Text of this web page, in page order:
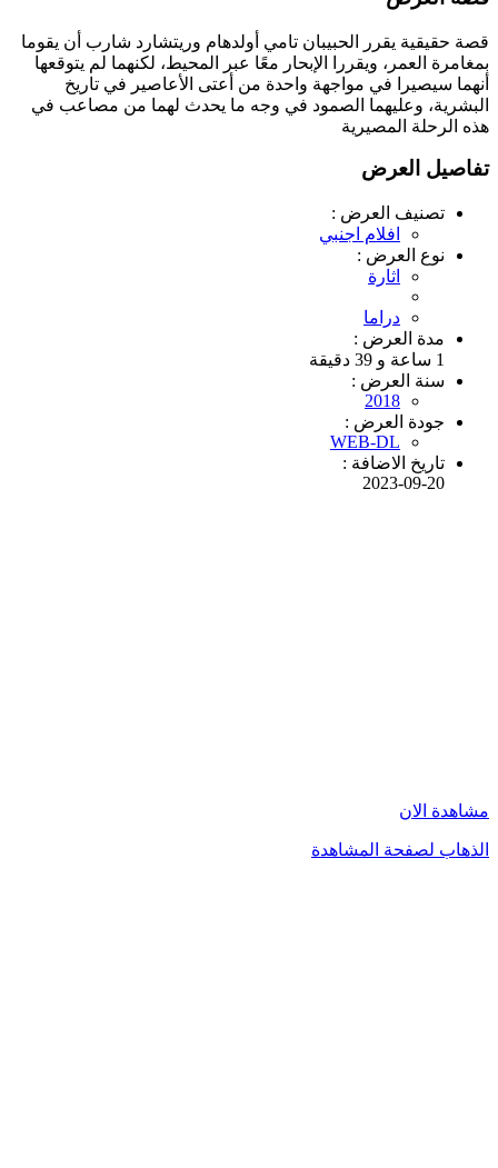
قصة حقيقية يقرر الحبيبان تامي أولدهام وريتشارد شارب أن يقوما
بمغامرة العمر، ويقررا اﻹبحار معًا عبر المحيط، لكنهما لم يتوقعها
أنهما سيصيرا في مواجهة واحدة من أعتى اﻷعاصير في تاريخ
البشرية، وعليهما الصمود في وجه ما يحدث لهما من مصاعب في
هذه الرحلة المصيرية
تفاصيل العرض
تصنيف العرض :
افلام اجنبي
نوع العرض :
اثارة
دراما
مدة العرض :
1 ساعة و 39 دقيقة
سنة العرض :
2018
جودة العرض :
WEB-DL
تاريخ الاضافة :
2023-09-20
مشاهدة الان
الذهاب لصفحة المشاهدة